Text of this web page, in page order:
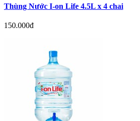
Thùng Nước I-on Life 4.5L x 4 chai
150.000đ